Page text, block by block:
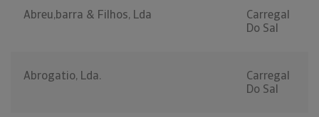
Abreu,barra & Filhos, Lda
Carregal
Do Sal
Abrogatio, Lda.
Carregal
Do Sal